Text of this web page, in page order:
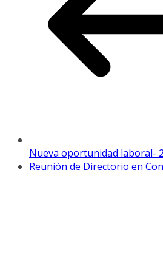
Nueva oportunidad laboral-
Reunión de Directorio en